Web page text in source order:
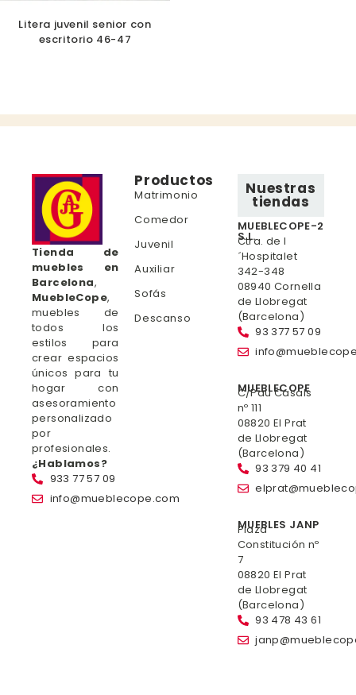
Litera juvenil senior con
escritorio 46-47
Tienda de
muebles en
Barcelona,
MuebleCope,
muebles de
todos los
estilos para
crear espacios
únicos para tu
hogar con
asesoramiento
personalizado
por
profesionales.
¿Hablamos?
933 77 57 09
info@mueblecope.com
Productos
Matrimonio
Comedor
Juvenil
Auxiliar
Sofás
Descanso
Nuestras
tiendas
MUEBLECOPE-2
S.L.
Ctra. de l
´Hospitalet
342-348
08940 Cornella
de Llobregat
(Barcelona)
93 377 57 09
MUEBLECOPE
C/Pau Casals
nº 111
08820 El Prat
de Llobregat
(Barcelona)
93 379 40 41
MUEBLES JANP
Plaza
Constitución nº
7
08820 El Prat
de Llobregat
(Barcelona)
93 478 43 61